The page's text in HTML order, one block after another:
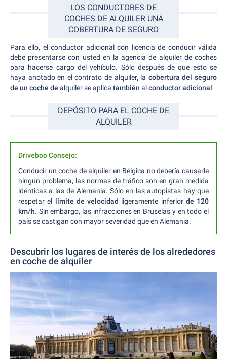
LOS CONDUCTORES DE
COCHES DE ALQUILER UNA
COBERTURA DE SEGURO
Para ello, el conductor adicional con licencia de conducir válida
debe presentarse con usted en la agencia de alquiler de coches
para hacerse cargo del vehículo. Sólo después de que esto se
haya anotado en el contrato de alquiler, la cobertura del seguro
de un coche de alquiler se aplica también alconductor adicional.
DEPÓSITO PARA EL COCHE DE
ALQUILER
Driveboo Consejo:
Conducir un coche de alquiler en Bélgica no debería causarle
ningún problema, las normas de tráfico son en gran medida
idénticas a las de Alemania. Sólo en las autopistas hay que
respetar el límite de velocidad ligeramente inferior de 120
km/h. Sin embargo, las infracciones en Bruselas y en todo el
país se castigan con mayor severidad que en Alemania.
Descubrir los lugares de interés de los alrededores
en coche de alquiler